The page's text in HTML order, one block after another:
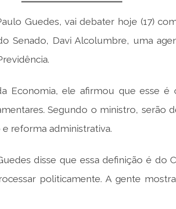
Guedes, vai debater hoje (17)
Senado, Davi Alcolumbre, uma
Economia, ele afirmou que esse é
Segundo o ministro, serão
reforma administrativa.
disse que essa definição é do
politicamente. A gente